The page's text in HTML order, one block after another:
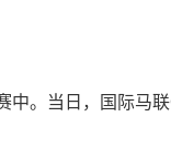
中。当日，国际马